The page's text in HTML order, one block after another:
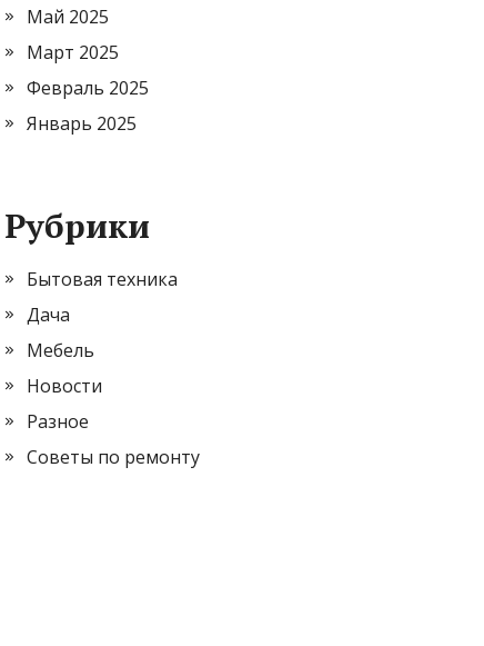
Май 2025
Март 2025
Февраль 2025
Январь 2025
Рубрики
Бытовая техника
Дача
Мебель
Новости
Разное
Советы по ремонту